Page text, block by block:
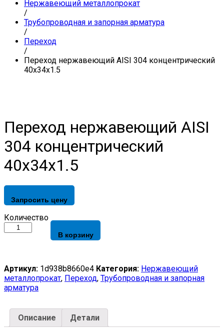
Нержавеющий металлопрокат
/
Трубопроводная и запорная арматура
/
Переход
/
Переход нержавеющий AISI 304 концентрический
40х34х1.5
Переход нержавеющий AISI
304 концентрический
40х34х1.5
Запросить цену
Переход
нержавеющий
40х34х1.5
quantity
Количество
В корзину
Артикул: 1d938b8660e4 Категория: Нержавеющий
металлопрокат, Переход, Трубопроводная и запорная
арматура
Описание Детали